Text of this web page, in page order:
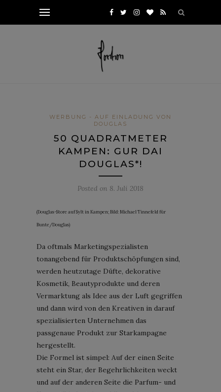
WERBUNG - AUF EINLADUNG VON
DOUGLAS
50 QUADRATMETER
KAMPEN: GUR DAI
DOUGLAS*!
Posted on 8. Juli 2018
(Douglas-Store auf Sylt in Kampen; Bild: Michael Tinnefeld für
Bunte/Douglas)
Da oftmals Marketingspezialisten
tonangebend für Produktschöpfungen sind,
werden heutzutage Düfte, dekorative
Kosmetik, Beautyprodukte und deren
Vermarktung als Idee aus der Luft gegriffen
und dann wird von den Kreativen in darauf
spezialisierten Unternehmen das
passgenaue Produkt zur Starkampagne
hergestellt.
Die Formel ist simpel: Auf der einen Seite
steht ein Star, der Begehrlichkeiten weckt
und auf der anderen Seite die Parfum- und